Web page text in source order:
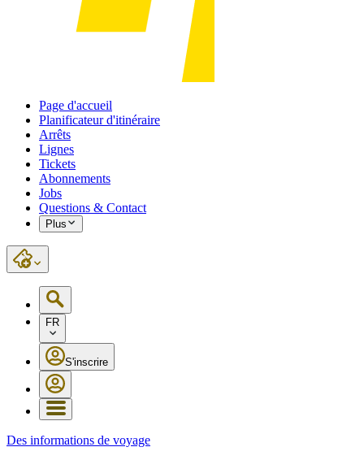
Page d'accueil
Planificateur d'itinéraire
Arrêts
Lignes
Tickets
Abonnements
Jobs
Questions & Contact
Plus
FR
S'inscrire
Des informations de voyage